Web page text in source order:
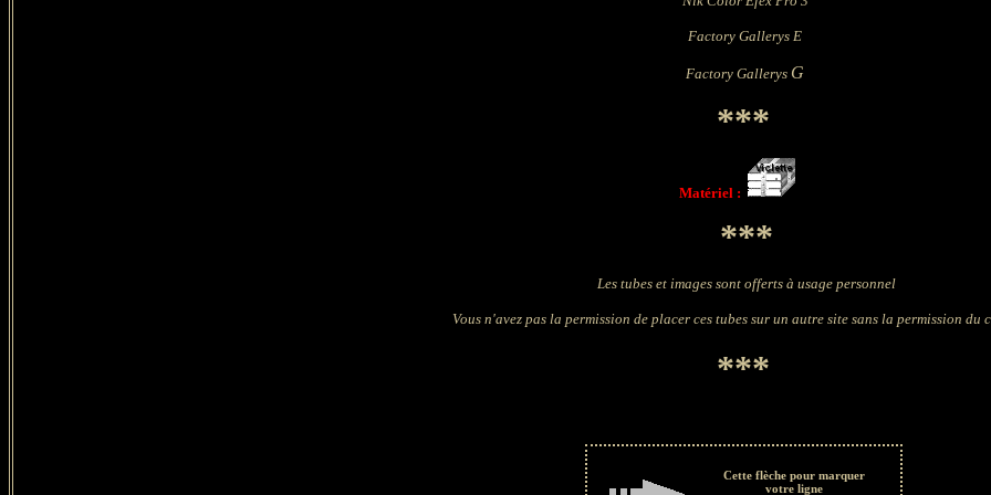
Factory Gallerys E
Factory Gallerys G
***
Matériel :
***
Les tubes et images sont offerts à usage personnel
Vous n'avez pas la permission de placer ces tubes sur un autre site sans la permission du
***
Cette flèche pour marquer
votre ligne